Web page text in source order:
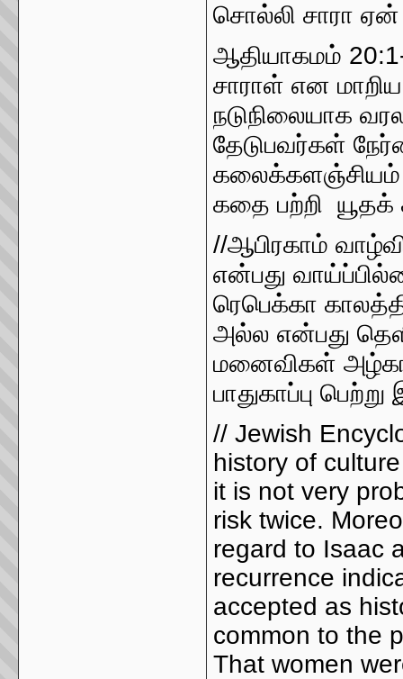
சொல்லி சாரா ஏன்
ஆதியாகமம்
சாராள் என
நடுநிலையாக
தேடுபவர்கள்
கலைக்களஞ்சியம்
கதை பற்றி
//ஆபிரகாம்
என்பது
ரெபெக்கா
அல்ல என்பது
மனைவிகள்
பாதுகாப்பு
// Jewish
history of
it is not very
risk twice.
regard to Isaac
recurrence
accepted as
common to the
That women